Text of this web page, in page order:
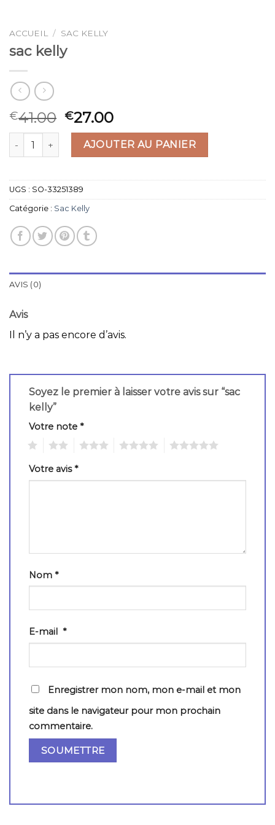
ACCUEIL / SAC KELLY
sac kelly
€41.00 €27.00
quantité de sac kellyAJOUTER AU PANIER
UGS : SO-33251389
Catégorie : Sac Kelly
AVIS (0)
Avis
Il n’y a pas encore d’avis.
Soyez le premier à laisser votre avis sur “sac
kelly”
Votre note *
Votre avis*
Nom *
E-mail *
Enregistrer mon nom, mon e-mail et mon
site dans le navigateur pour mon prochain
commentaire.